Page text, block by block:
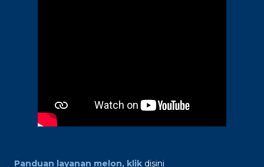
Panduan layanan melon, klik disini